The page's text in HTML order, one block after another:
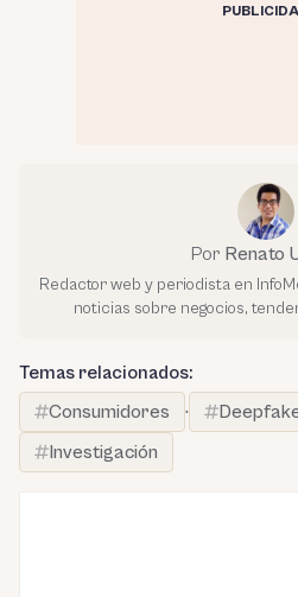
Por Renato
Redactor web y periodista en
noticias sobre negocios,
Temas relacionados:
Consumidores
·
Investigación